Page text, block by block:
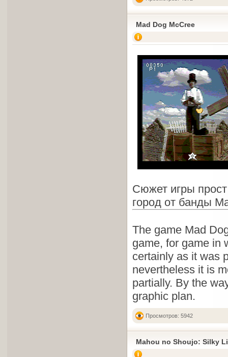
Mad Dog McCree
Сюжет игры
город от банды
The game Mad
game, for game in
certainly as it was
nevertheless it is
partially. By the
graphic plan.
Просмотров: 5942
Mahou no Shoujo: Silky